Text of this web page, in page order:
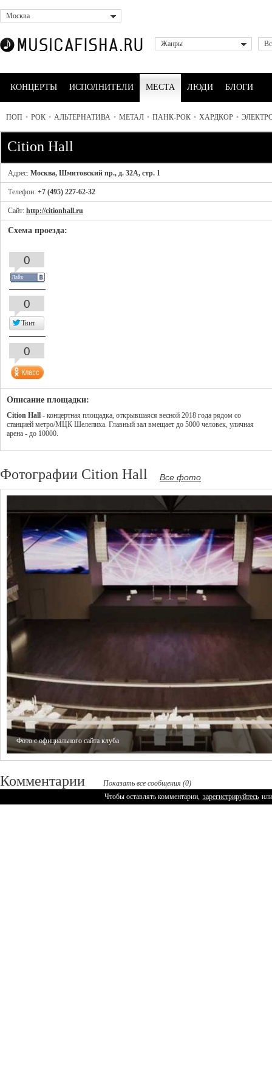
Москва
Жанры
КОНЦЕРТЫ ИСПОЛНИТЕЛИ МЕСТА ЛЮДИ БЛОГИ
ПОП • РОК • АЛЬТЕРНАТИВА • МЕТАЛ • ПАНК-РОК • ХАРДКОР •
Cition Hall
Адрес: Москва, Шмитовский пр., д. 32А, стр. 1
Телефон: +7 (495) 227-62-32
Сайт: http://citionhall.ru
Схема проезда:
Описание площадки:
Cition Hall - концертная площадка, открывшаяся весной 2018 года рядом со
станцией метро/МЦК Шелепиха. Главный зал вмещает до 5000 человек, уличная
арена - до 10000.
Фотографии Cition Hall Все фото
Фото с официального сайта клуба
Комментарии
Показать все сообщения (0)
Чтобы оставлять комментарии, зарегистрируйтесь или
0
Лайк
0
Твит
0